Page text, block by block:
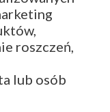
roszczeń,
lub osób